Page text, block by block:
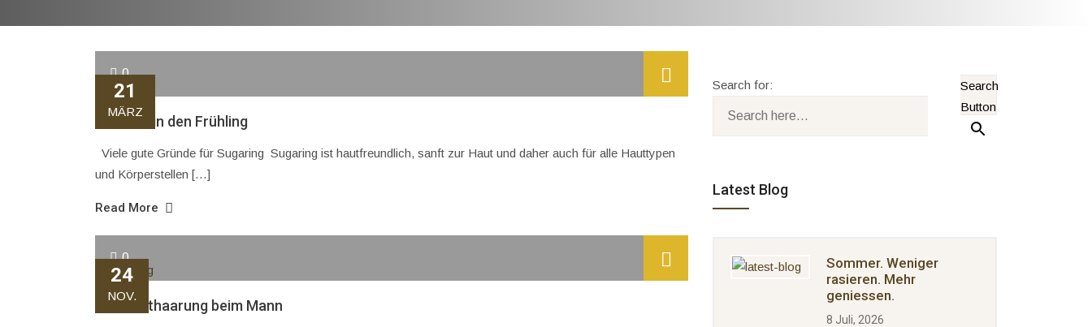
0
21
MÄRZ
Haarfrei in den Frühling
Viele gute Gründe für Sugaring Sugaring ist hautfreundlich, sanft zur Haut und daher auch für alle Hauttypen
und Körperstellen […]
Read More
0
24
NOV.
Intim Enthaarung beim Mann
Search for:
Search
Button
Latest Blog
Sommer. Weniger
rasieren. Mehr
geniessen.
8 Juli, 2026